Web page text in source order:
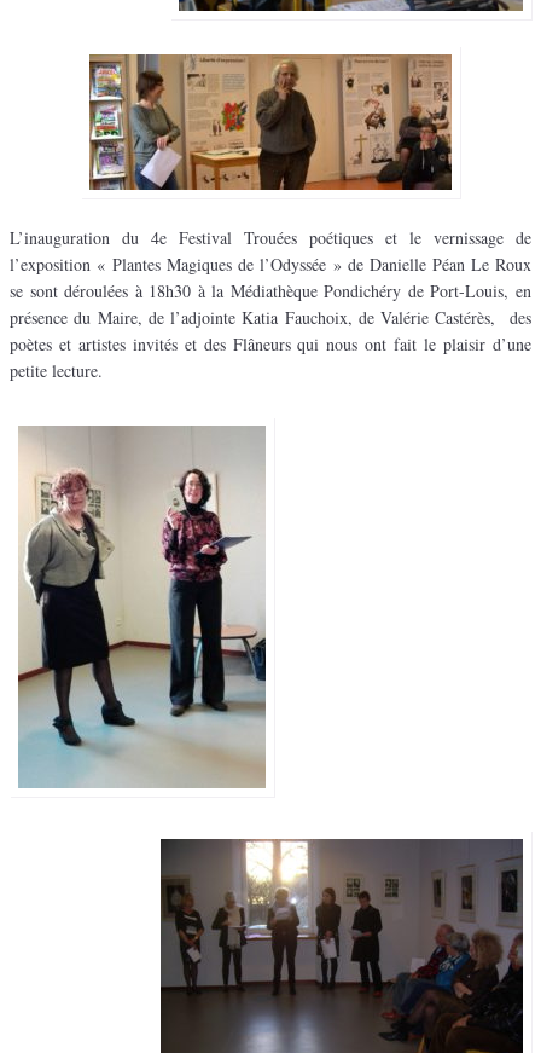
L’inauguration du 4e Festival Trouées poétiques et le vernissage de
l’exposition « Plantes Magiques de l’Odyssée » de Danielle Péan Le Roux
se sont déroulées à 18h30 à la Médiathèque Pondichéry de Port-Louis, en
présence du Maire, de l’adjointe Katia Fauchoix, de Valérie Castérès, des
poètes et artistes invités et des Flâneurs qui nous ont fait le plaisir d’une
petite lecture.